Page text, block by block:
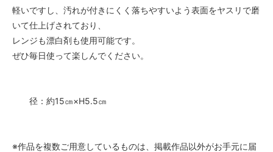
軽いですし、汚れが付きにくく落ちやすいよう表面をヤスリで磨
いて仕上げされており、
レンジも漂白剤も使用可能です。
ぜひ毎日使って楽しんでください。
径：約15㎝×H5.5㎝
※作品を複数ご用意しているものは、掲載作品以外がお手元に届